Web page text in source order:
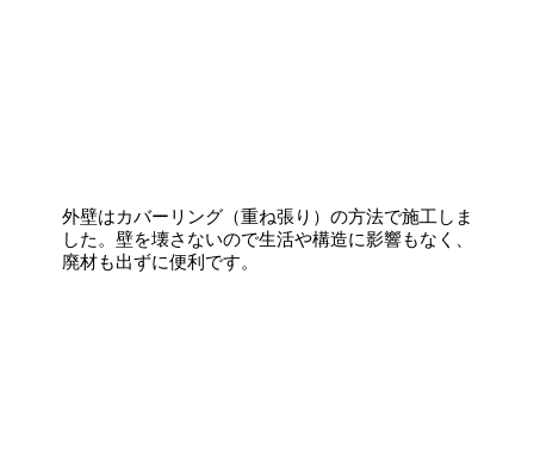
外壁はカバーリング（重ね張り）の方法で施工しま
した。壁を壊さないので生活や構造に影響もなく、
廃材も出ずに便利です。